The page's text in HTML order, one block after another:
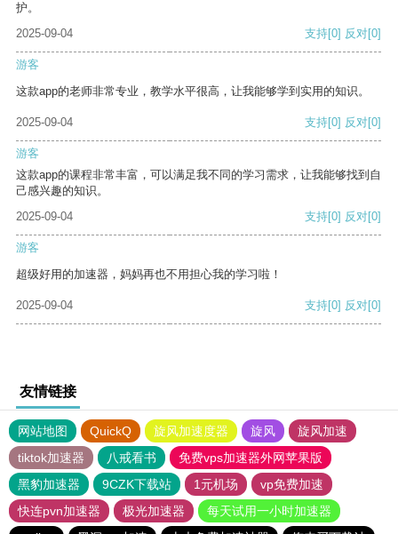
护。
2025-09-04
支持[0] 反对[0]
游客
这款app的老师非常专业，教学水平很高，让我能够学到实用的知识。
2025-09-04 支持[0] 反对[0]
游客
这款app的课程非常丰富，可以满足我不同的学习需求，让我能够找到自
己感兴趣的知识。
2025-09-04
支持[0] 反对[0]
游客
超级好用的加速器，妈妈再也不用担心我的学习啦！
2025-09-04 支持[0] 反对[0]
友情链接
网站地图 QuickQ 旋风加速度器 旋风
旋风加速
tiktok加速器
八戒看书
免费vps加速器外网苹果版
黑豹加速器
9CZK下载站 1元机场
vp免费加速
快连pvn加速器
极光加速器
每天试用一小时加速器